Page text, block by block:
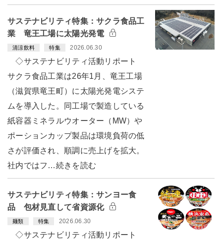
サステナビリティ特集：サクラ食品工
業 竜王工場に太陽光発電
清涼飲料 特集 2026.06.30
◇サステナビリティ活動リポート
サクラ食品工業は26年1月、竜王工場
（滋賀県竜王町）に太陽光発電システ
ムを導入した。同工場で製造している
紙容器ミネラルウオーター（MW）や
ポーションカップ製品は環境負荷の低
さが評価され、順調に売上げを拡大。
社内ではフ…続きを読む
サステナビリティ特集：サンヨー食
品 包材見直して省資源化
麺類 特集 2026.06.30
◇サステナビリティ活動リポート